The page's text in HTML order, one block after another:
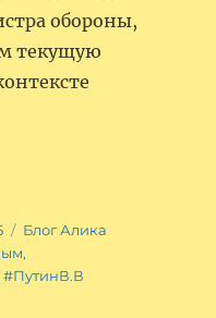
обороны,
текущую
Путин на
Categories
Блог Алика
,
#ПутинВ.В